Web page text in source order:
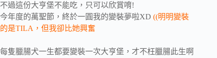
不過這份大亨堡不能吃，只可以欣賞唷!
今年度的萬聖節，終於一圓我的變裝夢啦XD ((明明變裝
的是TILA，但我卻比她興奮
每隻臘腸犬一生都要變裝一次大亨堡，才不枉臘腸此生啊